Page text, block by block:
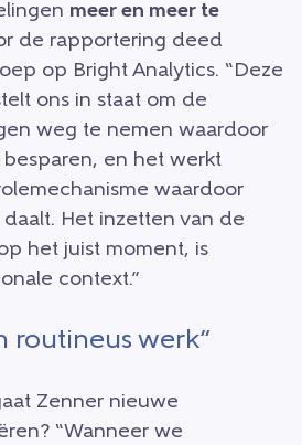
meer en meer te
de rapportering deed
op Bright Analytics. “Deze
ons in staat om de
weg te nemen waardoor
en het werkt
waardoor
Het inzetten van de
het juist moment, is
context.”
routineus werk”
Zenner nieuwe
“Wanneer we